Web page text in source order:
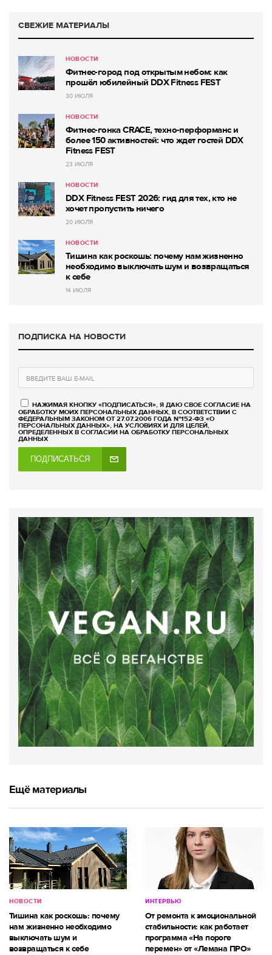
СВЕЖИЕ МАТЕРИАЛЫ
НОВОСТИ
Фитнес-город под открытым небом: как
прошёл юбилейный DDX Fitness FEST
30 ИЮЛЯ
НОВОСТИ
Фитнес-гонка CRACE, техно-перформанс и
более 150 активностей: что ждет гостей DDX
Fitness FEST
23 ИЮЛЯ
НОВОСТИ
DDX Fitness FEST 2026: гид для тех, кто не
хочет пропустить ничего
20 ИЮЛЯ
НОВОСТИ
Тишина как роскошь: почему нам жизненно
необходимо выключать шум и возвращаться
к себе
14 ИЮЛЯ
ПОДПИСКА НА НОВОСТИ
НАЖИМАЯ КНОПКУ «ПОДПИСАТЬСЯ», Я ДАЮ СВОЕ СОГЛАСИЕ НА
ОБРАБОТКУ МОИХ ПЕРСОНАЛЬНЫХ ДАННЫХ, В СООТВЕТСТВИИ С
ФЕДЕРАЛЬНЫМ ЗАКОНОМ ОТ 27.07.2006 ГОДА №152-ФЗ «О
ПЕРСОНАЛЬНЫХ ДАННЫХ», НА УСЛОВИЯХ И ДЛЯ ЦЕЛЕЙ,
ОПРЕДЕЛЕННЫХ В СОГЛАСИИ НА ОБРАБОТКУ ПЕРСОНАЛЬНЫХ
ДАННЫХ
ПОДПИСАТЬСЯ
Ещё материалы
НОВОСТИ
Тишина как роскошь: почему
нам жизненно необходимо
выключать шум и
возвращаться к себе
ИНТЕРВЬЮ
От ремонта к эмоциональной
стабильности: как работает
программа «На пороге
перемен» от «Лемана ПРО»